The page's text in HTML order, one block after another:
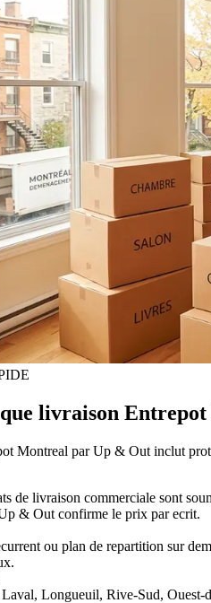
livraison
Montreal par Up & Out inclut
de livraison commerciale sont
& Out confirme le prix par ecrit.
ou plan de repartition sur
.
Longueuil, Rive-Sud, Ouest-